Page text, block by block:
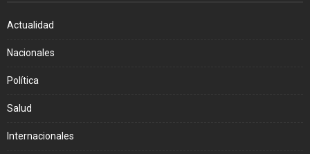
Actualidad
Nacionales
Política
Salud
Internacionales